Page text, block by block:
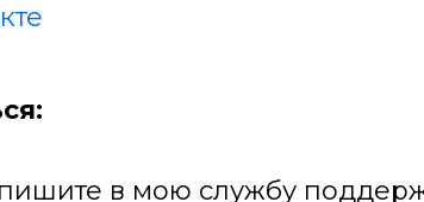
в мою службу